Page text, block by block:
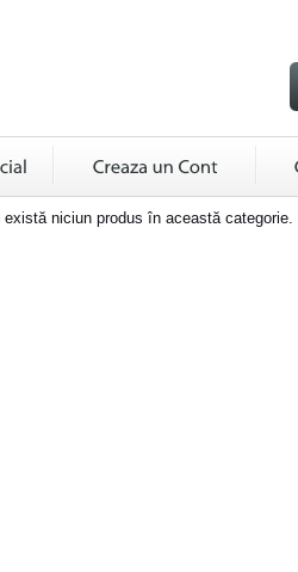
există niciun produs în această categorie.